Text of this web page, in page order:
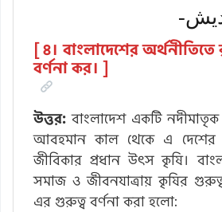
[ ৪। বাংলাদেশের
বর্ণনা কর। ]
উত্তর: বাংলাদেশ একটি নদীমাতৃক
আবহমান কাল থেকে এ দেশের
জীবিকার প্রধান উৎস কৃষি।
সমাজ ও জীবনযাত্রায় কৃষির
এর গুরুত্ব বর্ণনা করা হলো: